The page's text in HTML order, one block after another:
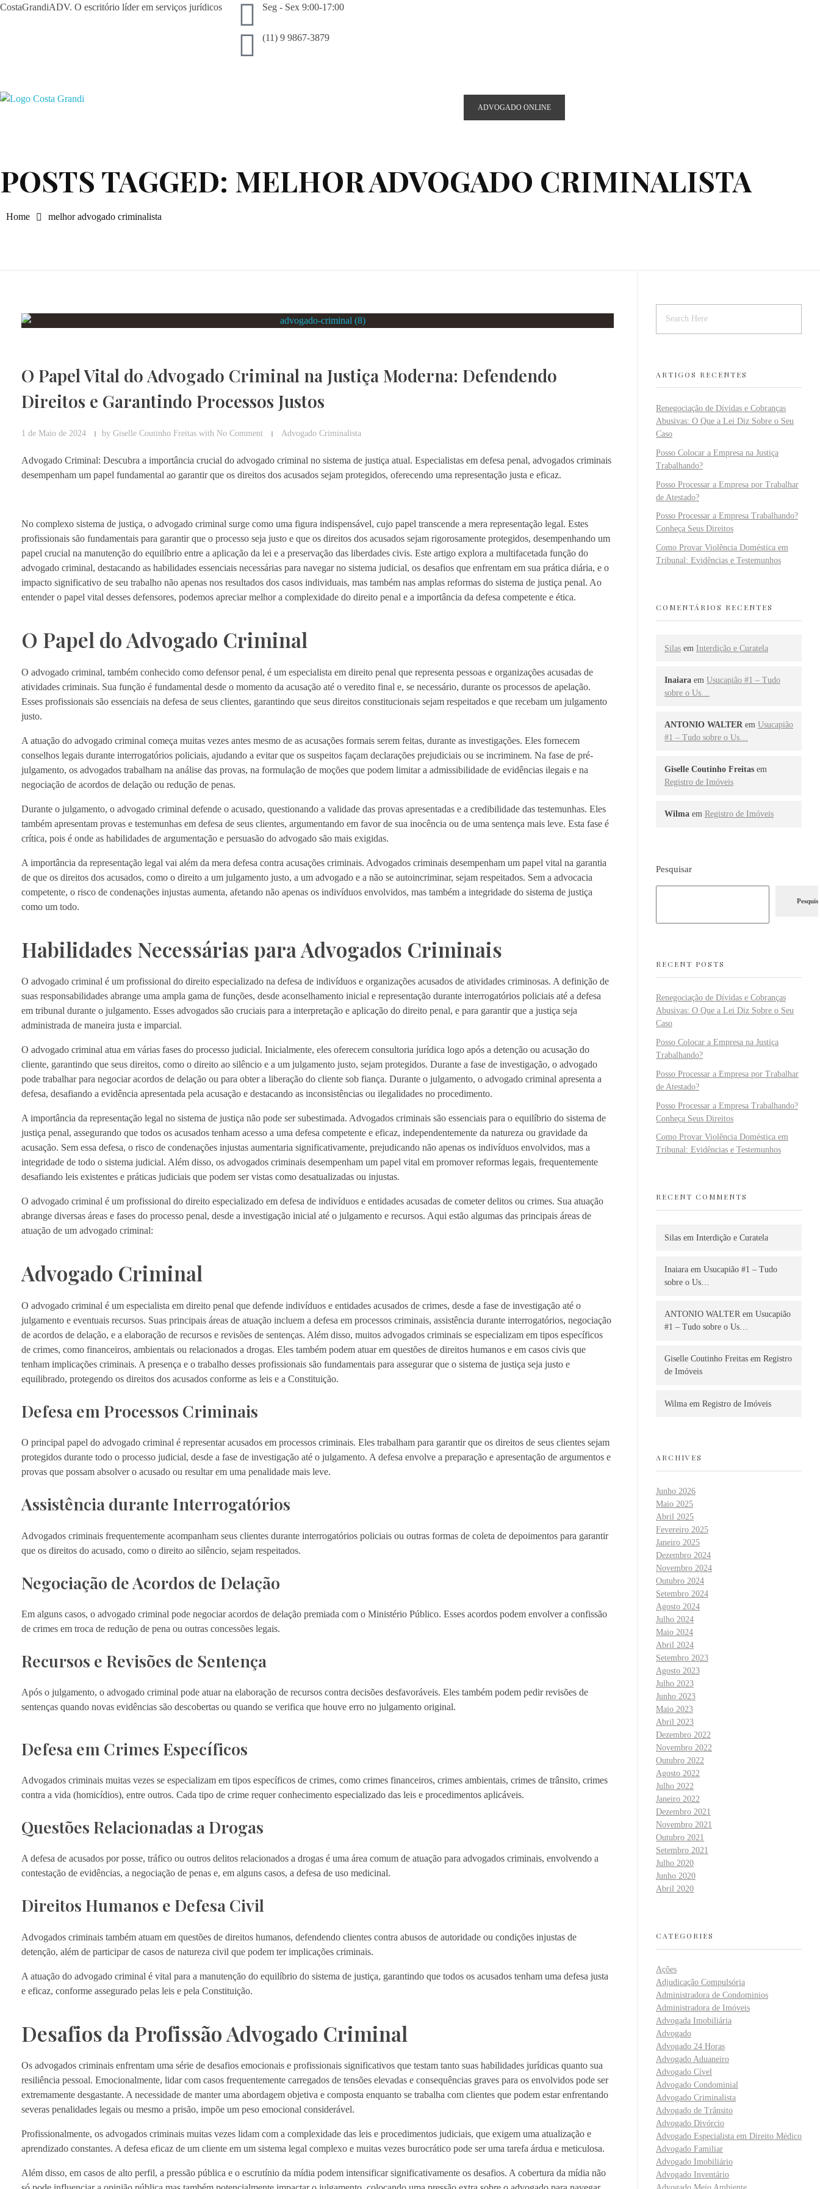
CostaGrandiADV. O escritório líder em serviços jurídicos Seg - Sex 9:00-17:00
(11) 9 9867-3879
ADVOGADO ONLINE
Home melhor advogado criminalista
POSTS TAGGED: MELHOR ADVOGADO CRIMINALISTA
O Papel Vital do Advogado Criminal na Justiça Moderna: Defendendo
Direitos e Garantindo Processos Justos
1 de Maio de 2024 by Giselle Coutinho Freitas with No Comment Advogado Criminalista
Advogado Criminal: Descubra a importância crucial do advogado criminal no sistema de justiça atual. Especialistas em defesa penal, advogados criminais
desempenham um papel fundamental ao garantir que os direitos dos acusados sejam protegidos, oferecendo uma representação justa e eficaz.
No complexo sistema de justiça, o advogado criminal surge como uma figura indispensável, cujo papel transcende a mera representação legal. Estes
profissionais são fundamentais para garantir que o processo seja justo e que os direitos dos acusados sejam rigorosamente protegidos, desempenhando um
papel crucial na manutenção do equilíbrio entre a aplicação da lei e a preservação das liberdades civis. Este artigo explora a multifacetada função do
advogado criminal, destacando as habilidades essenciais necessárias para navegar no sistema judicial, os desafios que enfrentam em sua prática diária, e o
impacto significativo de seu trabalho não apenas nos resultados dos casos individuais, mas também nas amplas reformas do sistema de justiça penal. Ao
entender o papel vital desses defensores, podemos apreciar melhor a complexidade do direito penal e a importância da defesa competente e ética.
O Papel do Advogado Criminal
O advogado criminal, também conhecido como defensor penal, é um especialista em direito penal que representa pessoas e organizações acusadas de
atividades criminais. Sua função é fundamental desde o momento da acusação até o veredito final e, se necessário, durante os processos de apelação.
Esses profissionais são essenciais na defesa de seus clientes, garantindo que seus direitos constitucionais sejam respeitados e que recebam um julgamento
justo.
A atuação do advogado criminal começa muitas vezes antes mesmo de as acusações formais serem feitas, durante as investigações. Eles fornecem
conselhos legais durante interrogatórios policiais, ajudando a evitar que os suspeitos façam declarações prejudiciais ou se incriminem. Na fase de pré-
julgamento, os advogados trabalham na análise das provas, na formulação de moções que podem limitar a admissibilidade de evidências ilegais e na
negociação de acordos de delação ou redução de penas.
Durante o julgamento, o advogado criminal defende o acusado, questionando a validade das provas apresentadas e a credibilidade das testemunhas. Eles
também apresentam provas e testemunhas em defesa de seus clientes, argumentando em favor de sua inocência ou de uma sentença mais leve. Esta fase é
crítica, pois é onde as habilidades de argumentação e persuasão do advogado são mais exigidas.
A importância da representação legal vai além da mera defesa contra acusações criminais. Advogados criminais desempenham um papel vital na garantia
de que os direitos dos acusados, como o direito a um julgamento justo, a um advogado e a não se autoincriminar, sejam respeitados. Sem a advocacia
competente, o risco de condenações injustas aumenta, afetando não apenas os indivíduos envolvidos, mas também a integridade do sistema de justiça
como um todo.
Habilidades Necessárias para Advogados Criminais
O advogado criminal é um profissional do direito especializado na defesa de indivíduos e organizações acusados de atividades criminosas. A definição de
suas responsabilidades abrange uma ampla gama de funções, desde aconselhamento inicial e representação durante interrogatórios policiais até a defesa
em tribunal durante o julgamento. Esses advogados são cruciais para a interpretação e aplicação do direito penal, e para garantir que a justiça seja
administrada de maneira justa e imparcial.
O advogado criminal atua em várias fases do processo judicial. Inicialmente, eles oferecem consultoria jurídica logo após a detenção ou acusação do
cliente, garantindo que seus direitos, como o direito ao silêncio e a um julgamento justo, sejam protegidos. Durante a fase de investigação, o advogado
pode trabalhar para negociar acordos de delação ou para obter a liberação do cliente sob fiança. Durante o julgamento, o advogado criminal apresenta a
defesa, desafiando a evidência apresentada pela acusação e destacando as inconsistências ou ilegalidades no procedimento.
A importância da representação legal no sistema de justiça não pode ser subestimada. Advogados criminais são essenciais para o equilíbrio do sistema de
justiça penal, assegurando que todos os acusados tenham acesso a uma defesa competente e eficaz, independentemente da natureza ou gravidade da
acusação. Sem essa defesa, o risco de condenações injustas aumentaria significativamente, prejudicando não apenas os indivíduos envolvidos, mas a
integridade de todo o sistema judicial. Além disso, os advogados criminais desempenham um papel vital em promover reformas legais, frequentemente
desafiando leis existentes e práticas judiciais que podem ser vistas como desatualizadas ou injustas.
O advogado criminal é um profissional do direito especializado em defesa de indivíduos e entidades acusadas de cometer delitos ou crimes. Sua atuação
abrange diversas áreas e fases do processo penal, desde a investigação inicial até o julgamento e recursos. Aqui estão algumas das principais áreas de
atuação de um advogado criminal:
Advogado Criminal
O advogado criminal é um especialista em direito penal que defende indivíduos e entidades acusados de crimes, desde a fase de investigação até o
julgamento e eventuais recursos. Suas principais áreas de atuação incluem a defesa em processos criminais, assistência durante interrogatórios, negociação
de acordos de delação, e a elaboração de recursos e revisões de sentenças. Além disso, muitos advogados criminais se especializam em tipos específicos
de crimes, como financeiros, ambientais ou relacionados a drogas. Eles também podem atuar em questões de direitos humanos e em casos civis que
tenham implicações criminais. A presença e o trabalho desses profissionais são fundamentais para assegurar que o sistema de justiça seja justo e
equilibrado, protegendo os direitos dos acusados conforme as leis e a Constituição.
Defesa em Processos Criminais
O principal papel do advogado criminal é representar acusados em processos criminais. Eles trabalham para garantir que os direitos de seus clientes sejam
protegidos durante todo o processo judicial, desde a fase de investigação até o julgamento. A defesa envolve a preparação e apresentação de argumentos e
provas que possam absolver o acusado ou resultar em uma penalidade mais leve.
Assistência durante Interrogatórios
Advogados criminais frequentemente acompanham seus clientes durante interrogatórios policiais ou outras formas de coleta de depoimentos para garantir
que os direitos do acusado, como o direito ao silêncio, sejam respeitados.
Negociação de Acordos de Delação
Em alguns casos, o advogado criminal pode negociar acordos de delação premiada com o Ministério Público. Esses acordos podem envolver a confissão
de crimes em troca de redução de pena ou outras concessões legais.
Recursos e Revisões de Sentença
Após o julgamento, o advogado criminal pode atuar na elaboração de recursos contra decisões desfavoráveis. Eles também podem pedir revisões de
sentenças quando novas evidências são descobertas ou quando se verifica que houve erro no julgamento original.
Defesa em Crimes Específicos
Advogados criminais muitas vezes se especializam em tipos específicos de crimes, como crimes financeiros, crimes ambientais, crimes de trânsito, crimes
contra a vida (homicídios), entre outros. Cada tipo de crime requer conhecimento especializado das leis e procedimentos aplicáveis.
Questões Relacionadas a Drogas
A defesa de acusados por posse, tráfico ou outros delitos relacionados a drogas é uma área comum de atuação para advogados criminais, envolvendo a
contestação de evidências, a negociação de penas e, em alguns casos, a defesa de uso medicinal.
Direitos Humanos e Defesa Civil
Advogados criminais também atuam em questões de direitos humanos, defendendo clientes contra abusos de autoridade ou condições injustas de
detenção, além de participar de casos de natureza civil que podem ter implicações criminais.
A atuação do advogado criminal é vital para a manutenção do equilíbrio do sistema de justiça, garantindo que todos os acusados tenham uma defesa justa
e eficaz, conforme assegurado pelas leis e pela Constituição.
Desafios da Profissão Advogado Criminal
Os advogados criminais enfrentam uma série de desafios emocionais e profissionais significativos que testam tanto suas habilidades jurídicas quanto sua
resiliência pessoal. Emocionalmente, lidar com casos frequentemente carregados de tensões elevadas e consequências graves para os envolvidos pode ser
extremamente desgastante. A necessidade de manter uma abordagem objetiva e composta enquanto se trabalha com clientes que podem estar enfrentando
severas penalidades legais ou mesmo a prisão, impõe um peso emocional considerável.
Profissionalmente, os advogados criminais muitas vezes lidam com a complexidade das leis e procedimentos judiciais, que exigem uma atualização e
aprendizado constantes. A defesa eficaz de um cliente em um sistema legal complexo e muitas vezes burocrático pode ser uma tarefa árdua e meticulosa.
Além disso, em casos de alto perfil, a pressão pública e o escrutínio da mídia podem intensificar significativamente os desafios. A cobertura da mídia não
ARTIGOS RECENTES
Renegociação de Dívidas e Cobranças
Abusivas: O Que a Lei Diz Sobre o Seu
Caso
Posso Colocar a Empresa na Justiça
Trabalhando?
Posso Processar a Empresa por Trabalhar
de Atestado?
Posso Processar a Empresa Trabalhando?
Conheça Seus Direitos
Como Provar Violência Doméstica em
Tribunal: Evidências e Testemunhos
COMENTÁRIOS RECENTES
Silas em Interdição e Curatela
Inaiara em Usucapião #1 – Tudo
sobre o Us…
ANTONIO WALTER em Usucapião
#1 – Tudo sobre o Us…
Giselle Coutinho Freitas em
Registro de Imóveis
Wilma em Registro de Imóveis
Pesquisar
RECENT POSTS
Renegociação de Dívidas e Cobranças
Abusivas: O Que a Lei Diz Sobre o Seu
Caso
Posso Colocar a Empresa na Justiça
Trabalhando?
Posso Processar a Empresa por Trabalhar
de Atestado?
Posso Processar a Empresa Trabalhando?
Conheça Seus Direitos
Como Provar Violência Doméstica em
Tribunal: Evidências e Testemunhos
RECENT COMMENTS
Silas em Interdição e Curatela
Inaiara em Usucapião #1 – Tudo
sobre o Us…
ANTONIO WALTER em Usucapião
#1 – Tudo sobre o Us…
Giselle Coutinho Freitas em Registro
de Imóveis
Wilma em Registro de Imóveis
ARCHIVES
Junho 2026
Maio 2025
Abril 2025
Fevereiro 2025
Janeiro 2025
Dezembro 2024
Novembro 2024
Outubro 2024
Setembro 2024
Agosto 2024
Julho 2024
Maio 2024
Abril 2024
Setembro 2023
Agosto 2023
Julho 2023
Junho 2023
Maio 2023
Abril 2023
Dezembro 2022
Novembro 2022
Outubro 2022
Agosto 2022
Julho 2022
Janeiro 2022
Dezembro 2021
Novembro 2021
Outubro 2021
Setembro 2021
Julho 2020
Junho 2020
Abril 2020
CATEGORIES
Ações
Adjudicação Compulsória
Administradora de Condominios
Administradora de Imóveis
Advogada Imobiliária
Advogado
Advogado 24 Horas
Advogado Aduaneiro
Advogado Cível
Advogado Condominial
Advogado Criminalista
Advogado de Trânsito
Advogado Divórcio
Advogado Especialista em Direito Médico
Advogado Familiar
Advogado Imobiliário
Advogado Inventário